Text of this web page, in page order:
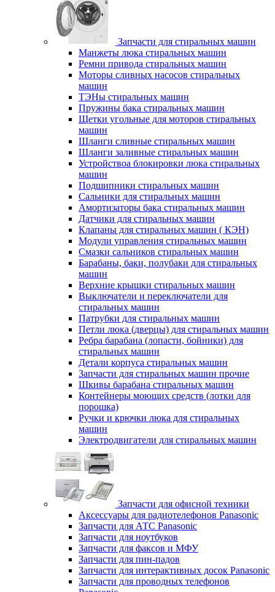
Запчасти для стиральных машин
Манжеты люка стиральных машин
Ремни привода стиральных машин
Моторы сливных насосов стиральных
машин
ТЭНы стиральных машин
Пружины бака стиральных машин
Щетки угольные для моторов стиральных
машин
Шланги сливные стиральных машин
Шланги заливные стиральных машин
Устройствоа блокировки люка стиральных
машин
Подшипники стиральных машин
Сальники для стиральных машин
Амортизаторы бака стиральных машин
Датчики для стиральных машин
Клапаны для стиральных машин ( КЭН)
Модули управления стиральных машин
Смазки сальников стиральных машин
Барабаны, баки, полубаки для стиральных
машин
Верхние крышки стиральных машин
Выключатели и переключатели для
стиральных машин
Патрубки для стиральных машин
Петли люка (дверцы) для стиральных машин
Ребра барабана (лопасти, бойники) для
стиральных машин
Детали корпуса стиральных машин
Запчасти для стиральных машин прочие
Шкивы барабана стиральных машин
Контейнеры моющих средств (лотки для
порошка)
Ручки и крючки люка для стиральных
машин
Электродвигатели для стиральных машин
Запчасти для офисной техники
Аксессуары для радиотелефонов Panasonic
Запчасти для АТС Panasonic
Запчасти для ноутбуков
Запчасти для факсов и МФУ
Запчасти для пин-падов
Запчасти для интерактивных досок Panasonic
Запчасти для проводных телефонов